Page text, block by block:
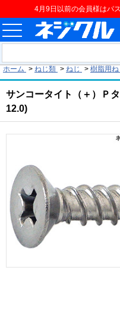
4月9日以前の会員様はパ
ホーム > ねじ類 > ねじ > 樹脂用ね
サンコータイト（＋）Ｐ
12.0)